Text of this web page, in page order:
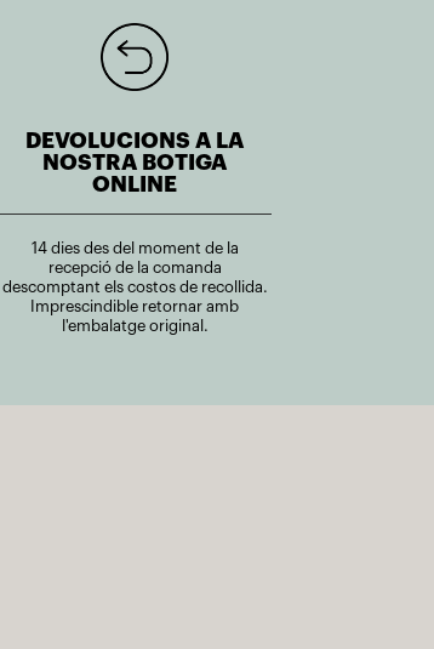
DEVOLUCIONS A LA
NOSTRA BOTIGA
ONLINE
14 dies des del moment de la
recepció de la comanda
descomptant els costos de recollida.
Imprescindible retornar amb
l'embalatge original.